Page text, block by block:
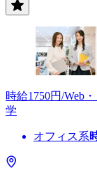
時給1750円/Web
学
オフィス系